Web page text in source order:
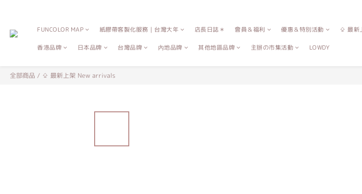
FUNCOLOR MAP 紙膠帶客製化服務｜台灣大年 店長日誌＊ 會員＆福利 優惠＆特別活動 ⇪ 最新
香港品牌 日本品牌 台灣品牌 內地品牌 其他地區品牌 主辦の市集活動 LOWDY
全部商品 / ⇪ 最新上架 New arrivals